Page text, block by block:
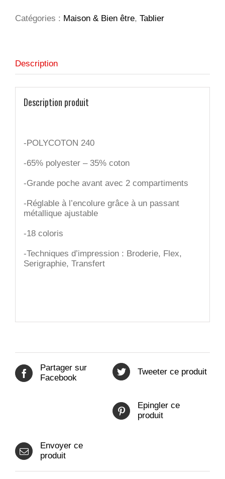
Catégories : Maison & Bien être, Tablier
Description
Description produit
-POLYCOTON 240
-65% polyester – 35% coton
-Grande poche avant avec 2 compartiments
-Réglable à l’encolure grâce à un passant
métallique ajustable
-18 coloris
-Techniques d’impression : Broderie, Flex,
Serigraphie, Transfert
Partager sur
Facebook
Tweeter ce produit
Epingler ce
produit
Envoyer ce
produit